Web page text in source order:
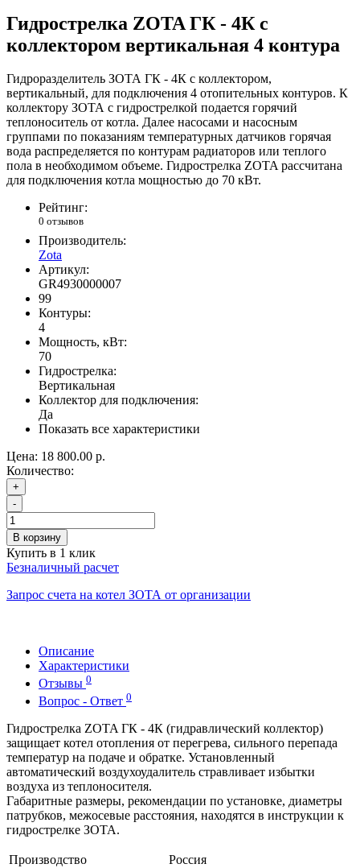
Гидрострелка ZOTA ГК - 4К с
коллектором вертикальная 4 контура
Гидроразделитель ЗОТА ГК - 4К с коллектором,
вертикальный, для подключения 4 отопительных контуров. К
коллектору ЗОТА с гидрострелкой подается горячий
теплоноситель от котла. Далее насосами и насосным
группами по показаниям температурных датчиков горячая
вода распределяется по контурам радиаторов или теплого
пола в необходимом объеме. Гидрострелка ZOTA рассчитана
для подключения котла мощностью до 70 кВт.
Рейтинг:
0 отзывов
Производитель:
Zota
Артикул:
GR4930000007
99
Контуры:
4
Мощность, кВт:
70
Гидрострелка:
Вертикальная
Коллектор для подключения:
Да
Показать все характеристики
Цена: 18 800.00 р.
Количество:
+
-
В корзину
Купить в 1 клик
Безналичный расчет
Запрос счета на котел ЗОТА от организации
Описание
Характеристики
Отзывы 0
Вопрос - Ответ 0
Гидрострелка ZOTA ГК - 4К (гидравлический коллектор)
защищает котел отопления от перегрева, сильного перепада
температур на подаче и обратке. Установленный
автоматический воздухоудалитель стравливает избытки
воздуха из теплоносителя.
Габаритные размеры, рекомендации по установке, диаметры
патрубков, межосевые расстояния, находятся в инструкции к
гидрострелке ЗОТА.
Производство
Россия